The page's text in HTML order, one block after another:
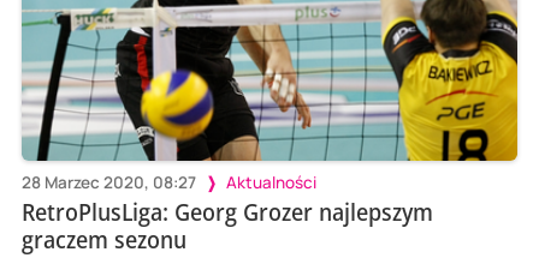
28 Marzec 2020, 08:27 Aktualności
RetroPlusLiga: Georg Grozer najlepszym
graczem sezonu